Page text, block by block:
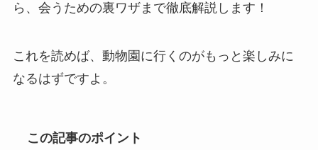
ら、会うための裏ワザまで徹底解説します！
これを読めば、動物園に行くのがもっと楽しみに
なるはずですよ。
この記事のポイント